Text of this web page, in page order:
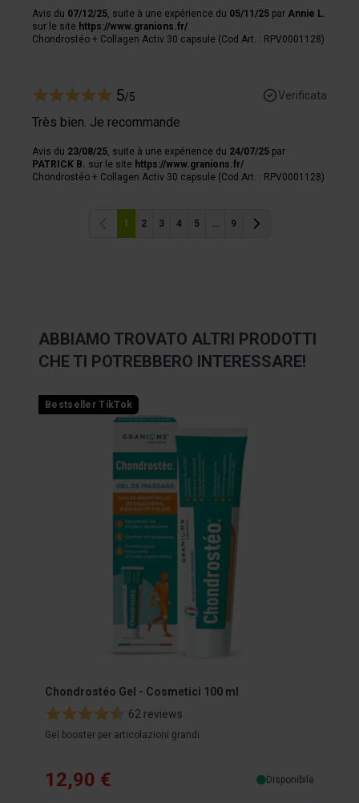
Avis du 07/12/25 , suite à une expérience du 05/11/25 par Annie L.
sur le site https://www.granions.fr/
Chondrostéo + Collagen Activ 30 capsule (Cod.Art. : RPV0001128)
5/5 Verificata
Très bien. Je recommande
Avis du 23/08/25 , suite à une expérience du 24/07/25 par
PATRICK B.
sur le site https://www.granions.fr/
Chondrostéo + Collagen Activ 30 capsule (Cod.Art. : RPV0001128)
Precedente
1 2 3 4 5 9
Precedente
ABBIAMO TROVATO ALTRI PRODOTTI
CHE TI POTREBBERO INTERESSARE!
È possibile navigare tra gli elementi del carosello
Premere per saltare il carosello
Premere per passare alla navigazione a carosello
Bestseller TikTok
Chondrostéo Gel - Cosmetici 100 ml
62 reviews
Gel booster per articolazioni grandi
12,90 € Disponibile